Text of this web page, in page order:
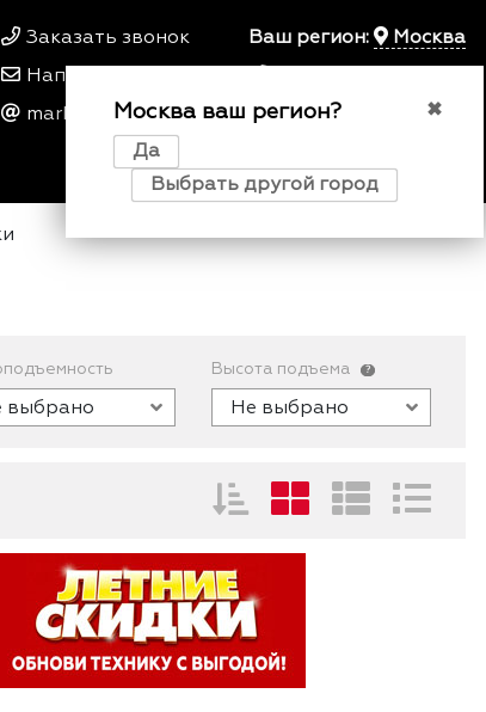
Заказать звонок
Написать нам
marketing@kfork.ru
Ваш регион: Москва
✖
Москва ваш регион?
Да
Выбрать другой город
Пн-Пт 9
00
0
выбрано
Высота подъема ?
Не выбрано